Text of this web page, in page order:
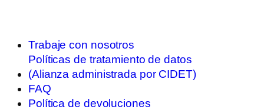
Trabaje con nosotros
Políticas de tratamiento de datos
(Alianza administrada por CIDET)
FAQ
Política de devoluciones